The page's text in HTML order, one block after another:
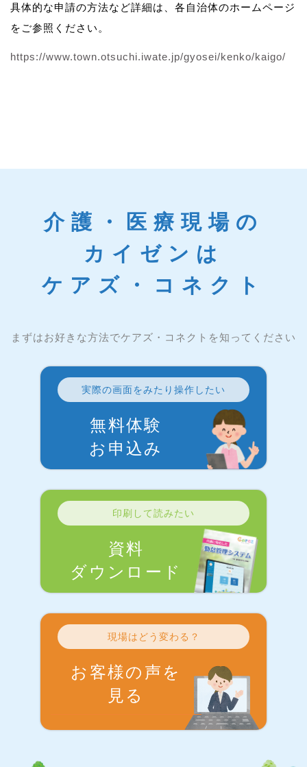
具体的な申請の方法など詳細は、各自治体のホームページ
をご参照ください。
https://www.town.otsuchi.iwate.jp/gyosei/kenko/kaigo/
介護・医療現場の
カイゼンは
ケアズ・コネクト
まずはお好きな方法でケアズ・コネクトを知ってください
実際の画面をみたり操作したい
無料体験
お申込み
印刷して読みたい
資料
ダウンロード
現場はどう変わる？
お客様の声を
見る